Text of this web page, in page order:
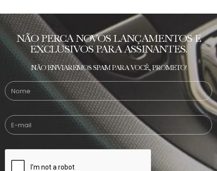
NÃO PERCA NOVOS LANÇAMENTOS E
EXCLUSIVOS PARA ASSINANTES.
NÃO ENVIAREMOS SPAM PARA VOCÊ, PROMETO!